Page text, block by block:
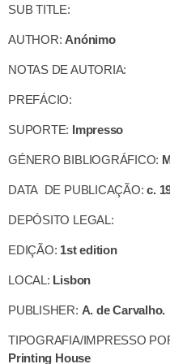
SUB TITLE:
AUTHOR: Anónimo
NOTAS DE AUTORIA:
PREFÁCIO:
SUPORTE: Impresso
GÉNERO BIBLIOGRÁFICO:
DATA DE PUBLICAÇÃO:c.
DEPÓSITO LEGAL:
EDIÇÃO: 1st edition
LOCAL: Lisbon
PUBLISHER: A. de Carvalho.
TIPOGRAFIA/IMPRESSO
Printing House